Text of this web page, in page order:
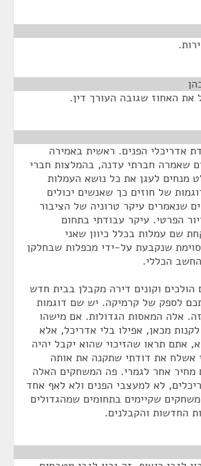
את האחוז שגובה העורך דין.
אדריכלי הפנים. ראשית באמירה
שאמרה חברתי עדנה, בהמלצות חברי
מנחים לעגן את כל נושא העמלות
של חוזים כך שאנשים יכולים
שנאמרים עיקר טרוניה של הציבור
הפרטי. עיקר עבודתי בתחום
שם עמלות בכלל כיוון שאני
שנקבעת על-ידי מכפלות שבחלקן
הכללי.
וקונים דירה מקבלן בבית חדש
לספק של קרמיקה. יש שם דוגמות
אלה המאסות הגדולות. אם מישהו
מכאן, אפילו בלי אדריכל, אלא
אתם תראו שהזיכוי שהוא יקבל יהיה
אשלח את דודתי שתקנה את אותה
אחר לגמרי. פה המשחקים האלה
לא למעצבי הפנים ולא לאף אחד
שקיימים בתחומים שמהגדולים
החדשות והקבלנים.